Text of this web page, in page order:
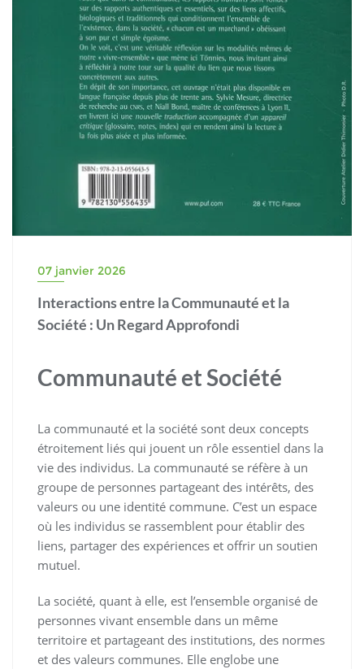
07 janvier 2026
Interactions entre la Communauté et la
Société : Un Regard Approfondi
Communauté et Société
La communauté et la société sont deux concepts
étroitement liés qui jouent un rôle essentiel dans la
vie des individus. La communauté se réfère à un
groupe de personnes partageant des intérêts, des
valeurs ou une identité commune. C’est un espace
où les individus se rassemblent pour établir des
liens, partager des expériences et offrir un soutien
mutuel.
La société, quant à elle, est l’ensemble organisé de
personnes vivant ensemble dans un même
territoire et partageant des institutions, des normes
et des valeurs communes. Elle englobe une